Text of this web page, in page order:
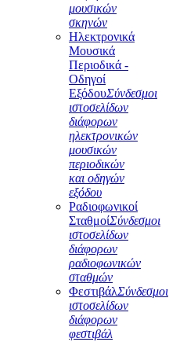
μουσικών
σκηνών
Ηλεκτρονικά
Μουσικά
Περιοδικά -
Οδηγοί
ΕξόδουΣύνδεσμοι
ιστοσελίδων
διάφορων
ηλεκτρονικών
μουσικών
περιοδικών
και οδηγών
εξόδου
Ραδιοφωνικοί
ΣταθμοίΣύνδεσμοι
ιστοσελίδων
διάφορων
ραδιοφωνικών
σταθμών
ΦεστιβάλΣύνδεσμοι
ιστοσελίδων
διάφορων
φεστιβάλ